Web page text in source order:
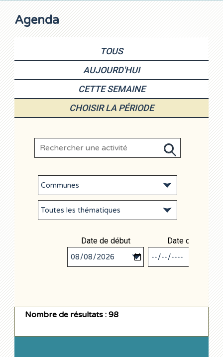
Contacts
Agenda
TOUS
AUJOURD'HUI
CETTE SEMAINE
CHOISIR LA PÉRIODE
Date de début Date de fin
Nombre de résultats : 98